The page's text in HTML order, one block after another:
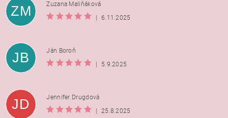
ZM
Zuzana Maliňáková
|
6.11.2025
JB
Ján Boroň
|
5.9.2025
JD
Jennifer Drugdová
|
25.8.2025